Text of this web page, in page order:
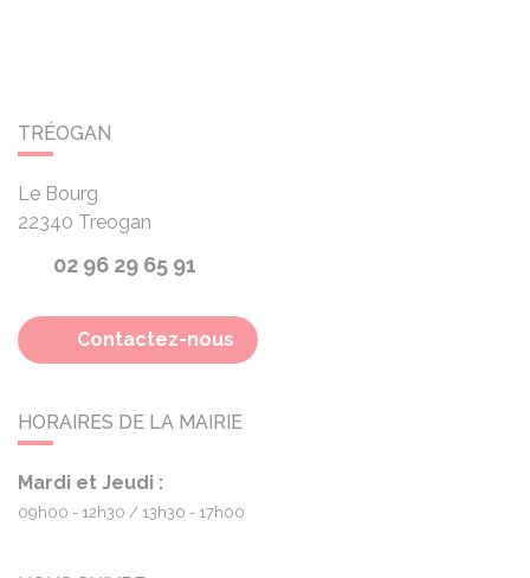
TRÉOGAN
Le Bourg
22340 Treogan
02 96 29 65 91
Contactez-nous
HORAIRES DE LA MAIRIE
Mardi et Jeudi :
09h00 - 12h30 13h30 - 17h00